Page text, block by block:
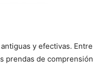
y efectivas. Entre
prendas de comprensión